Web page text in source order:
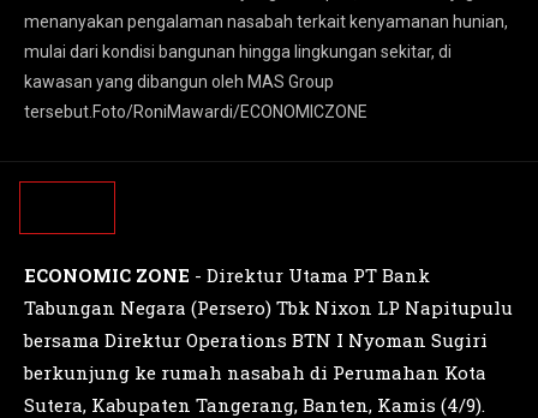
menanyakan pengalaman nasabah terkait kenyamanan hunian,
mulai dari kondisi bangunan hingga lingkungan sekitar, di
kawasan yang dibangun oleh MAS Group
tersebut.Foto/RoniMawardi/ECONOMICZONE
ECONOMIC ZONE - Direktur Utama PT Bank
Tabungan Negara (Persero) Tbk Nixon LP Napitupulu
bersama Direktur Operations BTN I Nyoman Sugiri
berkunjung ke rumah nasabah di Perumahan Kota
Sutera, Kabupaten Tangerang, Banten, Kamis (4/9).